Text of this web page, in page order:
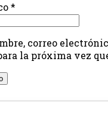
*
correo
la próxima vez